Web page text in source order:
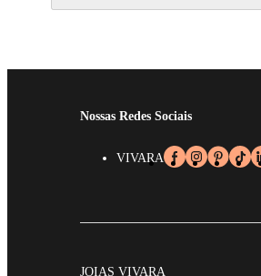
Nossas Redes Sociais
VIVARA
JOIAS VIVARA